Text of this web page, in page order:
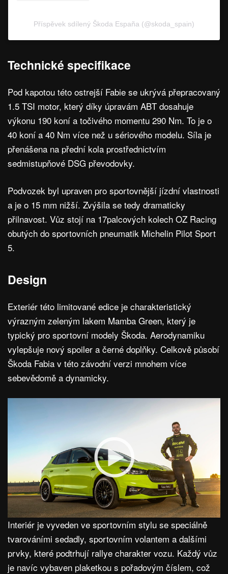
Příspěvek sdílený Škoda España (@skoda_spain)
Technické specifikace
Pod kapotou této ostrejší Fabie se ukrývá přepracovaný
1.5 TSI motor, který díky úpravám ABT dosahuje
výkonu 190 koní a točivého momentu 290 Nm. To je o
40 koní a 40 Nm více než u sériového modelu. Síla je
přenášena na přední kola prostřednictvím
sedmistupňové DSG převodovky.
Podvozek byl upraven pro sportovnější jízdní vlastnosti
a je o 15 mm nižší. Zvýšila se tedy dramaticky
přilnavost. Vůz stojí na 17palcových kolech OZ Racing
obutých do sportovních pneumatik Michelin Pilot Sport
5.
Design
Exteriér této limitované edice je charakteristický
výrazným zeleným lakem Mamba Green, který je
typický pro sportovní modely Škoda. Aerodynamiku
vylepšuje nový spoiler a černé doplňky. Celkově působí
Škoda Fabia v této závodní verzi mnohem více
sebevědomě a dynamicky.
Interiér je vyveden ve sportovním stylu se speciálně
tvarováními sedadly, sportovním volantem a dalšími
prvky, které podtrhují rallye charakter vozu. Každý vůz
je navíc vybaven plaketkou s pořadovým číslem, což